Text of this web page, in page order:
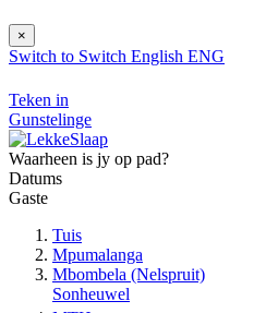
×
Switch to Switch English ENG
Teken in
Gunstelinge
Waarheen is jy op pad?
Datums
Gaste
Tuis
Mpumalanga
Mbombela (Nelspruit)
Sonheuwel